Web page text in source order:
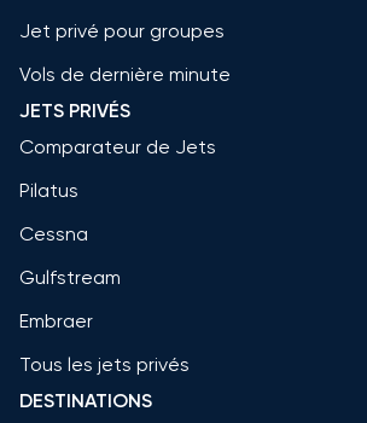
Jet privé pour groupes
Vols de dernière minute
JETS PRIVÉS
Comparateur de Jets
Pilatus
Cessna
Gulfstream
Embraer
Tous les jets privés
DESTINATIONS